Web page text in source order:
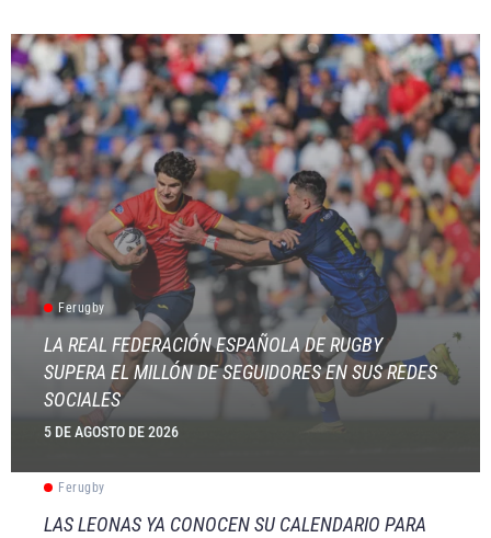
Ferugby
LA REAL FEDERACIÓN ESPAÑOLA DE RUGBY
SUPERA EL MILLÓN DE SEGUIDORES EN SUS REDES
SOCIALES
5 DE AGOSTO DE 2026
Ferugby
LAS LEONAS YA CONOCEN SU CALENDARIO PARA